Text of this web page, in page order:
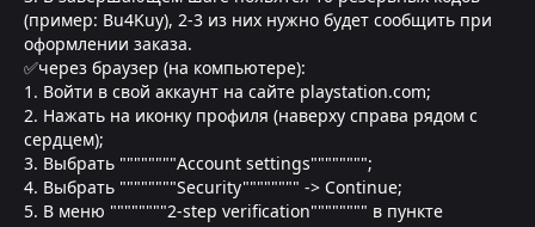
(пример: Bu4Kuy), 2-3 из них нужно будет сообщить при
оформлении заказа.
✅через браузер (на компьютере):
1. Войти в свой аккаунт на сайте playstation.com;
2. Нажать на иконку профиля (наверху справа рядом с
сердцем);
3. Выбрать """"""""Account settings"""""""";
4. Выбрать """"""""Security"""""""" -> Continue;
5. В меню """"""""2-step verification"""""""" в пункте